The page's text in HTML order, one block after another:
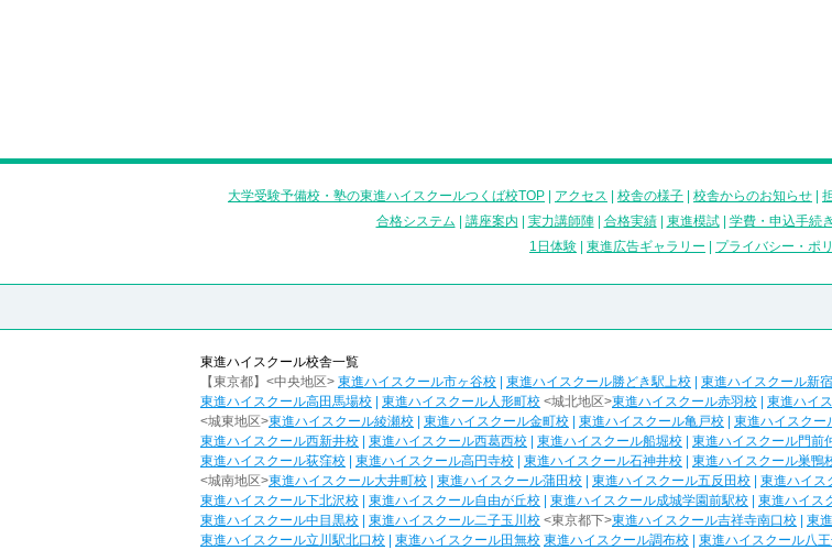
大学受験予備校・塾の東進ハイスクールつくば校TOP アクセス 校舎の様子 校舎からのお知らせ
合格システム
講座案内 実力講師陣| 合格実績| 東進模試| 学費・申込手続き
1日体験
東進広告ギャラリー プライバシー・ポ
東進ハイスクール校舎一覧
【東京都】<中央地区> 東進ハイスクール市ヶ谷校 東進ハイスクール勝どき駅上校 東進ハイスクール新
東進ハイスクール高田馬場校
東進ハイスクール人形町校 <城北地区>東進ハイスクール赤羽校 東進ハイ
<城東地区>東進ハイスクール綾瀬校 東進ハイスクール金町校 東進ハイスクール亀戸校 東進ハイスクー
東進ハイスクール西新井校
東進ハイスクール西葛西校 東進ハイスクール船堀校 東進ハイスクール門前
東進ハイスクール荻窪校
東進ハイスクール高円寺校 東進ハイスクール石神井校 東進ハイスクール巣鴨
<城南地区>東進ハイスクール大井町校 東進ハイスクール蒲田校 東進ハイスクール五反田校 東進ハイス
東進ハイスクール下北沢校
東進ハイスクール自由が丘校 東進ハイスクール成城学園前駅校 東進ハイス
東進ハイスクール中目黒校
東進ハイスクール二子玉川校 <東京都下>東進ハイスクール吉祥寺南口校 東
東進ハイスクール立川駅北口校
東進ハイスクール田無校 東進ハイスクール調布校 東進ハイスクール八